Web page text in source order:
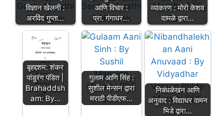
विज्ञान खेलनी :
अरविंद गुप्ता…
आणि विचार :
प्रा. गंगाधर…
व्याकरण : मोरो केशव
दामळे द्वारा…
बृहद्दशम: शंकर
पांडुरंग पंडित |
Brahaddsh
am: By…
गुलाम आणि सिंह :
सुशील मेन्सन द्वारा
मराठी पीडीएफ…
निबंधळेखन आणि
अनुवाद : विद्याधर वामन
भिडे द्वारा…